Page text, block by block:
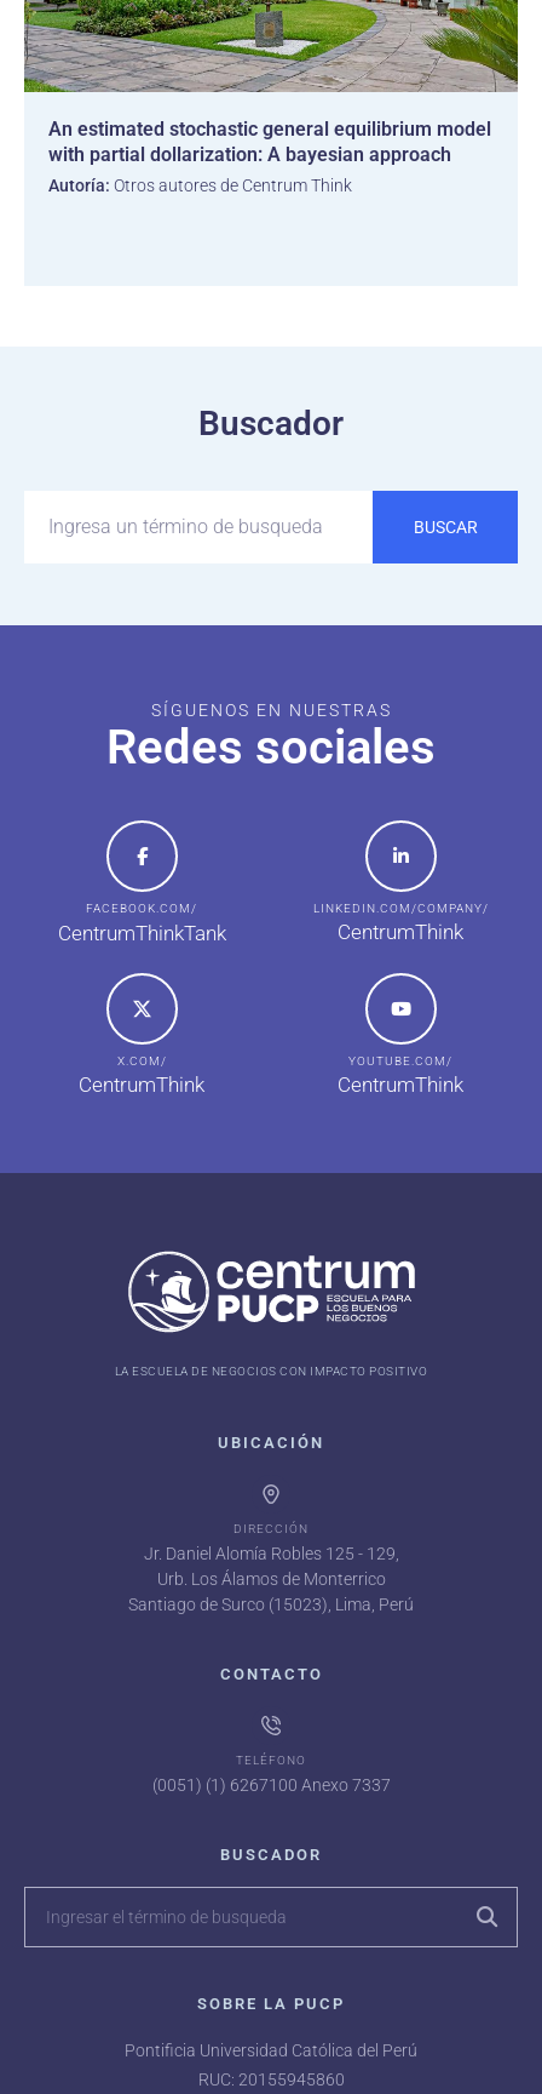
An estimated stochastic general equilibrium model
with partial dollarization: A bayesian approach
Autoría: Otros autores de Centrum Think
Buscador
BUSCAR
SÍGUENOS EN NUESTRAS
Redes sociales
FACEBOOK.COM/
CentrumThinkTank
LINKEDIN.COM/COMPANY/
CentrumThink
X.COM/
CentrumThink
YOUTUBE.COM/
CentrumThink
LA ESCUELA DE NEGOCIOS CON IMPACTO POSITIVO
UBICACIÓN
DIRECCIÓN
Jr. Daniel Alomía Robles 125 - 129,
Urb. Los Álamos de Monterrico
Santiago de Surco (15023), Lima, Perú
CONTACTO
TELÉFONO
(0051) (1) 6267100 Anexo 7337
BUSCADOR
SOBRE LA PUCP
Pontificia Universidad Católica del Perú
RUC: 20155945860